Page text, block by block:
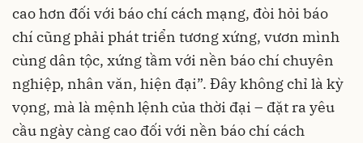
cao hơn đối với báo chí cách mạng, đòi hỏi báo
chí cũng phải phát triển tương xứng, vươn mình
cùng dân tộc, xứng tầm với nền báo chí chuyên
nghiệp, nhân văn, hiện đại”. Đây không chỉ là kỳ
vọng, mà là mệnh lệnh của thời đại – đặt ra yêu
cầu ngày càng cao đối với nền báo chí cách